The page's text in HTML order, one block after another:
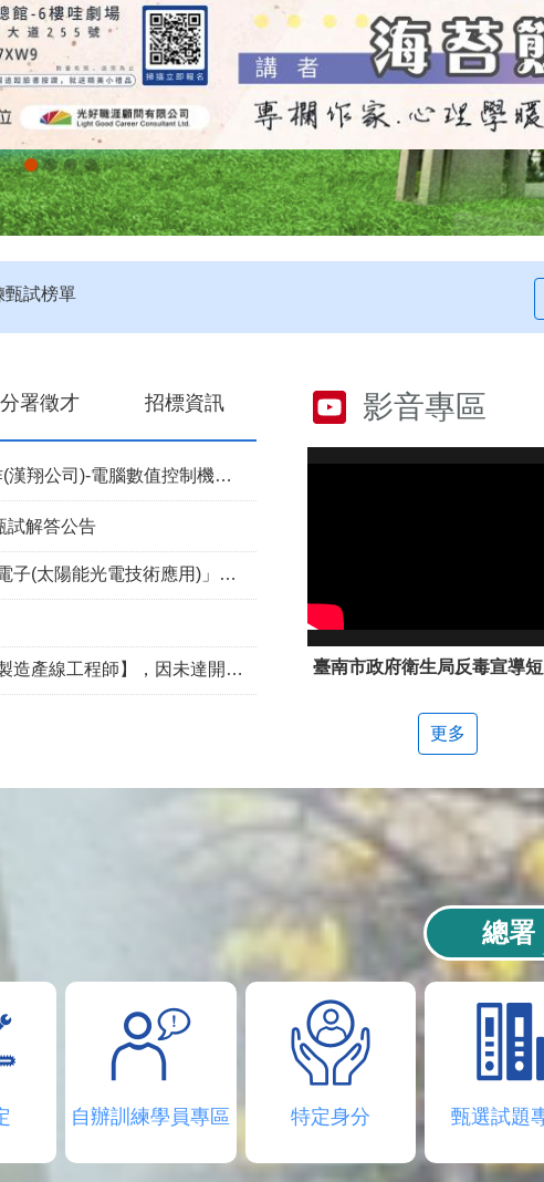
職類公告
及發證受理報名職類及期程說明
分署徵才 招標資訊
翔公司)-電腦數值控制機械班
試解答公告
光電技術應用)」延長招生報名
】，因未達開班門檻故延長招訓1次
影音專區
臺南市政府衛生局反毒宣導
更多
總署
自辦訓練學員專區 特定身分 甄選試題